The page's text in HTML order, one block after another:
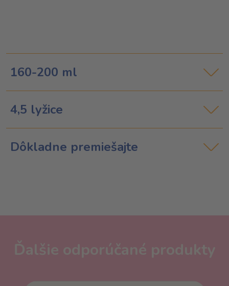
160-200 ml
4,5 lyžice
Dôkladne premiešajte
Ďalšie odporúčané produkty